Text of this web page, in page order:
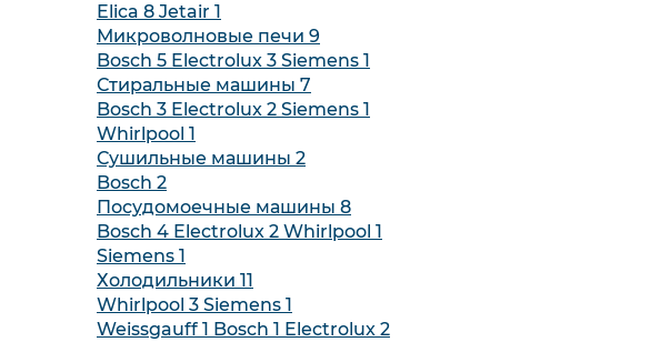
Elica 8 Jetair 1
Микроволновые печи 9
Bosch 5 Electrolux 3 Siemens 1
Стиральные машины 7
Bosch 3 Electrolux 2 Siemens 1
Whirlpool 1
Сушильные машины 2
Bosch 2
Посудомоечные машины 8
Bosch 4 Electrolux 2 Whirlpool 1
Siemens 1
Холодильники 11
Whirlpool 3 Siemens 1
Weissgauff 1 Bosch 1 Electrolux 2